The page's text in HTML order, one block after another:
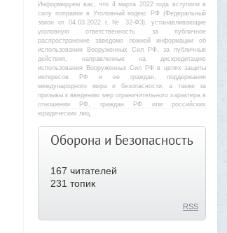
Информируем вас, что 4 марта 2022 года вступили в
силу поправки в Уголовный кодекс РФ (Федеральный
закон от 04.03.2022 г. № 32-ФЗ), устанавливающие
уголовную ответственность за публичное
распространение заведомо ложной информации об
использовании Вооруженных Сил РФ, за публичные
действия, направленные на дискредитацию
использования Вооруженных Сил РФ в целях защиты
интересов РФ и ее граждан, поддержания
международного мира и безопасности, а также за
призывы к введению мер ограничительного характера в
отношении РФ, граждан РФ или российских
юридических лиц.
Оборона и Безопасность
167 читателей
231 топик
RSS